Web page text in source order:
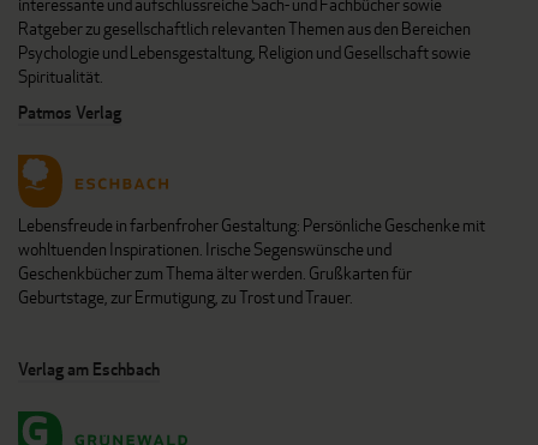
interessante und aufschlussreiche Sach- und Fachbücher sowie
Ratgeber zu gesellschaftlich relevanten Themen aus den Bereichen
Psychologie und Lebensgestaltung, Religion und Gesellschaft sowie
Spiritualität.
Patmos Verlag
Lebensfreude in farbenfroher Gestaltung: Persönliche Geschenke mit
wohltuenden Inspirationen. Irische Segenswünsche und
Geschenkbücher zum Thema älter werden. Grußkarten für
Geburtstage, zur Ermutigung, zu Trost und Trauer.
Verlag am Eschbach